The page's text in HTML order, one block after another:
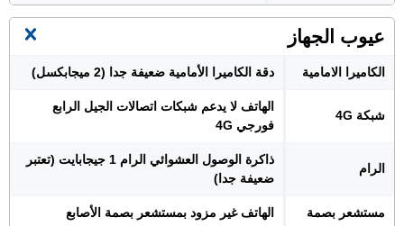
عيوب الجهاز
الكاميرا الامامية دقة الكاميرا الأمامية ضعيفة جدا (2 ميجابكسل)
شبكة 4G
الهاتف لا يدعم شبكات اتصالات الجيل الرابع
فورجي 4G
الرام
ذاكرة الوصول العشوائي الرام 1 جيجابايت (تعتبر
ضعيفة جدا)
مستشعر بصمة الهاتف غير مزود بمستشعر بصمة الأصابع